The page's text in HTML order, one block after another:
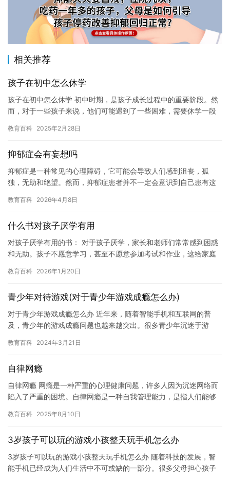
相关推荐
孩子在初中怎么休学
孩子在初中怎么休学 初中时期，是孩子成长过程中的重要阶段。然
而，对于一些孩子来说，他们可能遇到了一些困难，需要休学一段
历，…
教育百科 2025年2月28日
抑郁症会有妄想吗
抑郁症是一种常见的心理障碍，它可能会导致人们感到沮丧，孤
独，无助和绝望。然而，抑郁症患者并不一定会意识到自己患有这
语。 有…
教育百科 2026年4月8日
什么书对孩子厌学有用
对孩子厌学有用的书： 对于孩子厌学，家长和老师们常常感到困惑
和无助。孩子不愿意学习，甚至不愿意参加考试和作业，这给家庭
情绪…
教育百科 2026年1月20日
青少年对待游戏(对于青少年游戏成瘾怎么办)
对于青少年游戏成瘾怎么办 近年来，随着智能手机和互联网的普
及，青少年的游戏成瘾问题也越来越突出。很多青少年沉迷于游
活。那么…
教育百科 2024年3月21日
自律网瘾
自律网瘾 网瘾是一种严重的心理健康问题，许多人因为沉迷网络而
陷入了严重的困境。自律网瘾是一种自我管理能力，是指人们能够
效的…
教育百科 2025年8月10日
3岁孩子可以玩的游戏小孩整天玩手机怎么办
3岁孩子可以玩的游戏小孩整天玩手机怎么办 随着科技的发展，智
能手机已经成为人们生活中不可或缺的一部分。很多父母担心孩子